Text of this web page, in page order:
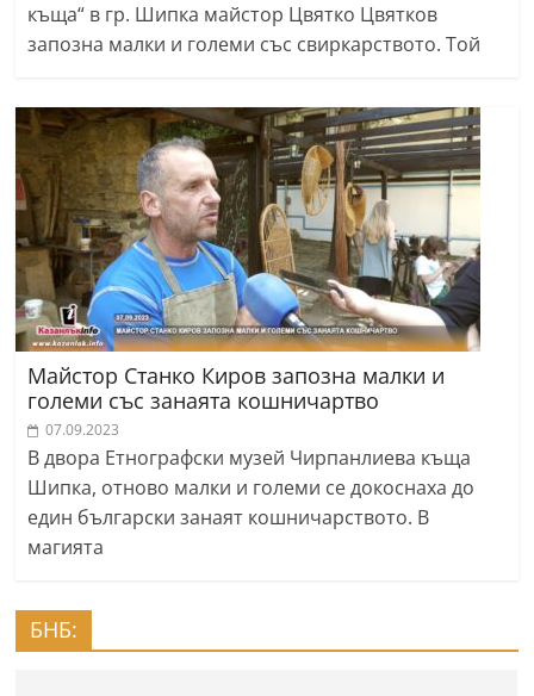
къща“ в гр. Шипка майстор Цвятко Цвятков
запозна малки и големи със свиркарството. Той
Майстор Станко Киров запозна малки и
големи със занаята кошничартво
07.09.2023
В двора Етнографски музей Чирпанлиева къща
Шипка, отново малки и големи се докоснаха до
един български занаят кошничарството. В
магията
БНБ: